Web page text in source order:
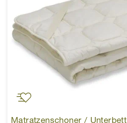
Matratzenschoner / Unterbett